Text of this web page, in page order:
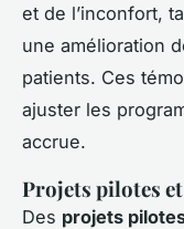
et de l’inconfort,
une amélioration
patients. Ces
ajuster les
accrue.
Projets pilotes
Des projets